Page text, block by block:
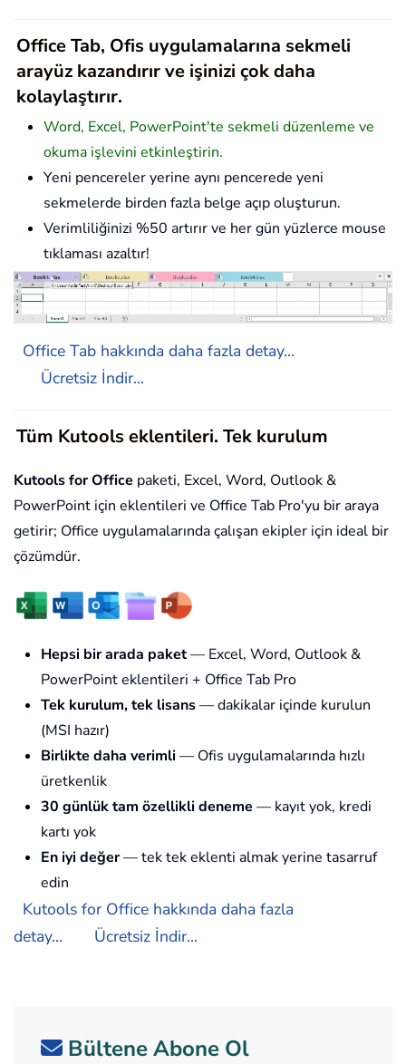
Office Tab, Ofis uygulamalarına sekmeli
arayüz kazandırır ve işinizi çok daha
kolaylaştırır.
Word, Excel, PowerPoint'te sekmeli düzenleme ve
okuma işlevini etkinleştirin.
Yeni pencereler yerine aynı pencerede yeni
sekmelerde birden fazla belge açıp oluşturun.
Verimliliğinizi %50 artırır ve her gün yüzlerce mouse
tıklaması azaltır!
Office Tab hakkında daha fazla detay...
Ücretsiz İndir...
Tüm Kutools eklentileri. Tek kurulum
Kutools for Office paketi, Excel, Word, Outlook &
PowerPoint için eklentileri ve Office Tab Pro'yu bir araya
getirir; Office uygulamalarında çalışan ekipler için ideal bir
çözümdür.
Hepsi bir arada paket— Excel, Word, Outlook &
PowerPoint eklentileri + Office Tab Pro
Tek kurulum, tek lisans— dakikalar içinde kurulun
(MSI hazır)
Birlikte daha verimli — Ofis uygulamalarında hızlı
üretkenlik
30 günlük tam özellikli deneme — kayıt yok, kredi
kartı yok
En iyi değer— tek tek eklenti almak yerine tasarruf
edin
Kutools for Office hakkında daha fazla
detay...
Ücretsiz İndir...
Bültene Abone Ol